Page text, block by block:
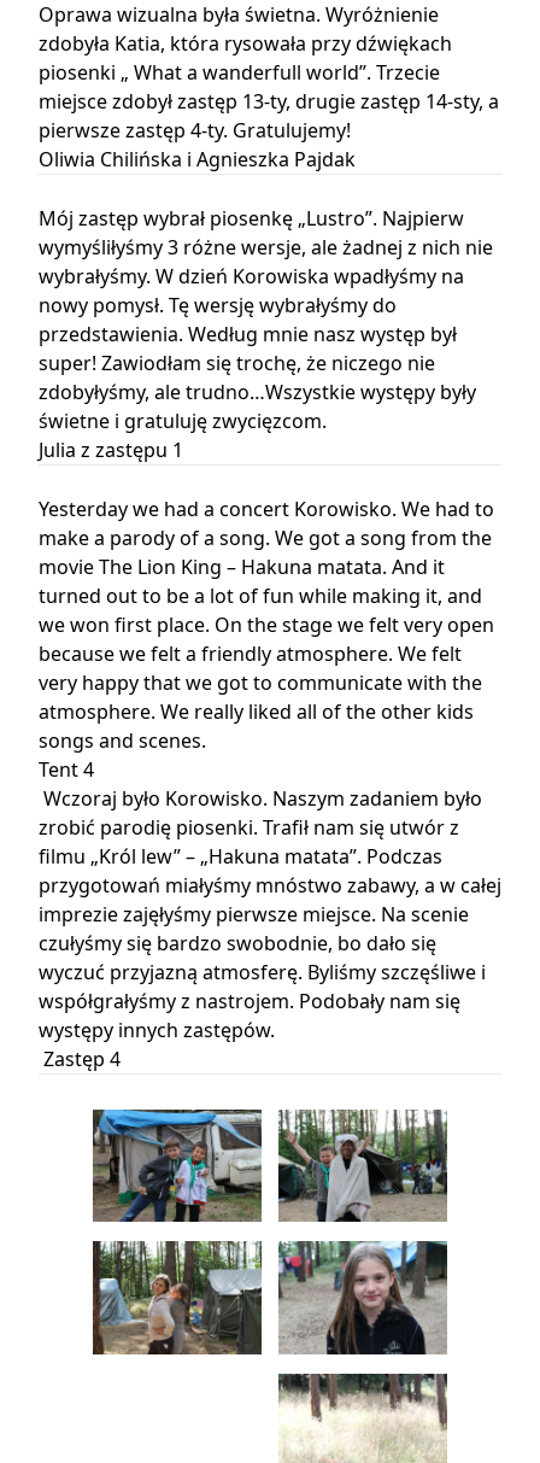
Oprawa wizualna była świetna. Wyróżnienie
zdobyła Katia, która rysowała przy dźwiękach
piosenki „ What a wanderfull world”. Trzecie
miejsce zdobył zastęp 13-ty, drugie zastęp 14-sty, a
pierwsze zastęp 4-ty. Gratulujemy!
Oliwia Chilińska i Agnieszka Pajdak
Mój zastęp wybrał piosenkę „Lustro”. Najpierw
wymyśliłyśmy 3 różne wersje, ale żadnej z nich nie
wybrałyśmy. W dzień Korowiska wpadłyśmy na
nowy pomysł. Tę wersję wybrałyśmy do
przedstawienia. Według mnie nasz występ był
super! Zawiodłam się trochę, że niczego nie
zdobyłyśmy, ale trudno…Wszystkie występy były
świetne i gratuluję zwycięzcom.
Julia z zastępu 1
Yesterday we had a concert Korowisko. We had to
make a parody of a song. We got a song from the
movie The Lion King – Hakuna matata. And it
turned out to be a lot of fun while making it, and
we won first place. On the stage we felt very open
because we felt a friendly atmosphere. We felt
very happy that we got to communicate with the
atmosphere. We really liked all of the other kids
songs and scenes.
Tent 4
Wczoraj było Korowisko. Naszym zadaniem było
zrobić parodię piosenki. Trafił nam się utwór z
filmu „Król lew” – „Hakuna matata”. Podczas
przygotowań miałyśmy mnóstwo zabawy, a w całej
imprezie zajęłyśmy pierwsze miejsce. Na scenie
czułyśmy się bardzo swobodnie, bo dało się
wyczuć przyjazną atmosferę. Byliśmy szczęśliwe i
współgrałyśmy z nastrojem. Podobały nam się
występy innych zastępów.
Zastęp 4